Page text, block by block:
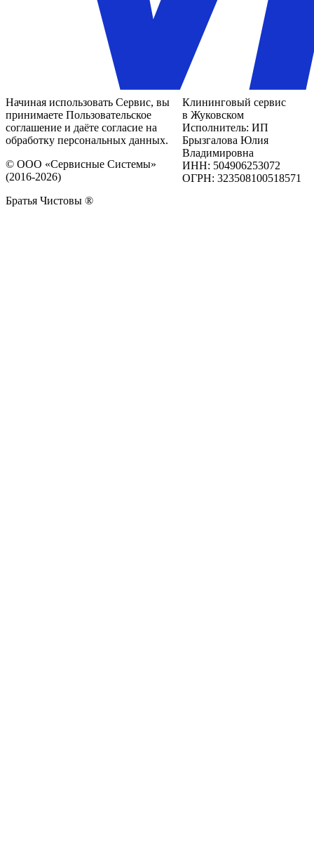
Начиная использовать Сервис, вы
принимаете Пользовательское
соглашение и даёте согласие на
обработку персональных данных.
© ООО «Сервисные Системы»
(2016-2026)
Братья Чистовы ®
Клининговый сервис
в Жуковском
Исполнитель: ИП
Брызгалова Юлия
Владимировна
ИНН: 504906253072
ОГРН: 323508100518571